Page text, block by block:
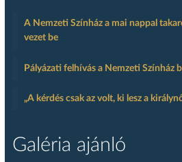
A Nemzeti Színház a mai nappal
vezet be
Pályázati felhívás a Nemzeti Színház
„A kérdés csak az volt, ki lesz a
Galéria ajánló